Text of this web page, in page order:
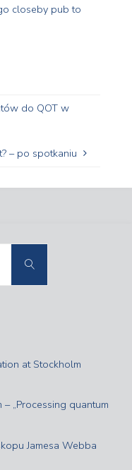
closeby pub to
do QOT w
– po spotkaniu
Szukaj
at Stockholm
– „Processing quantum
Jamesa Webba